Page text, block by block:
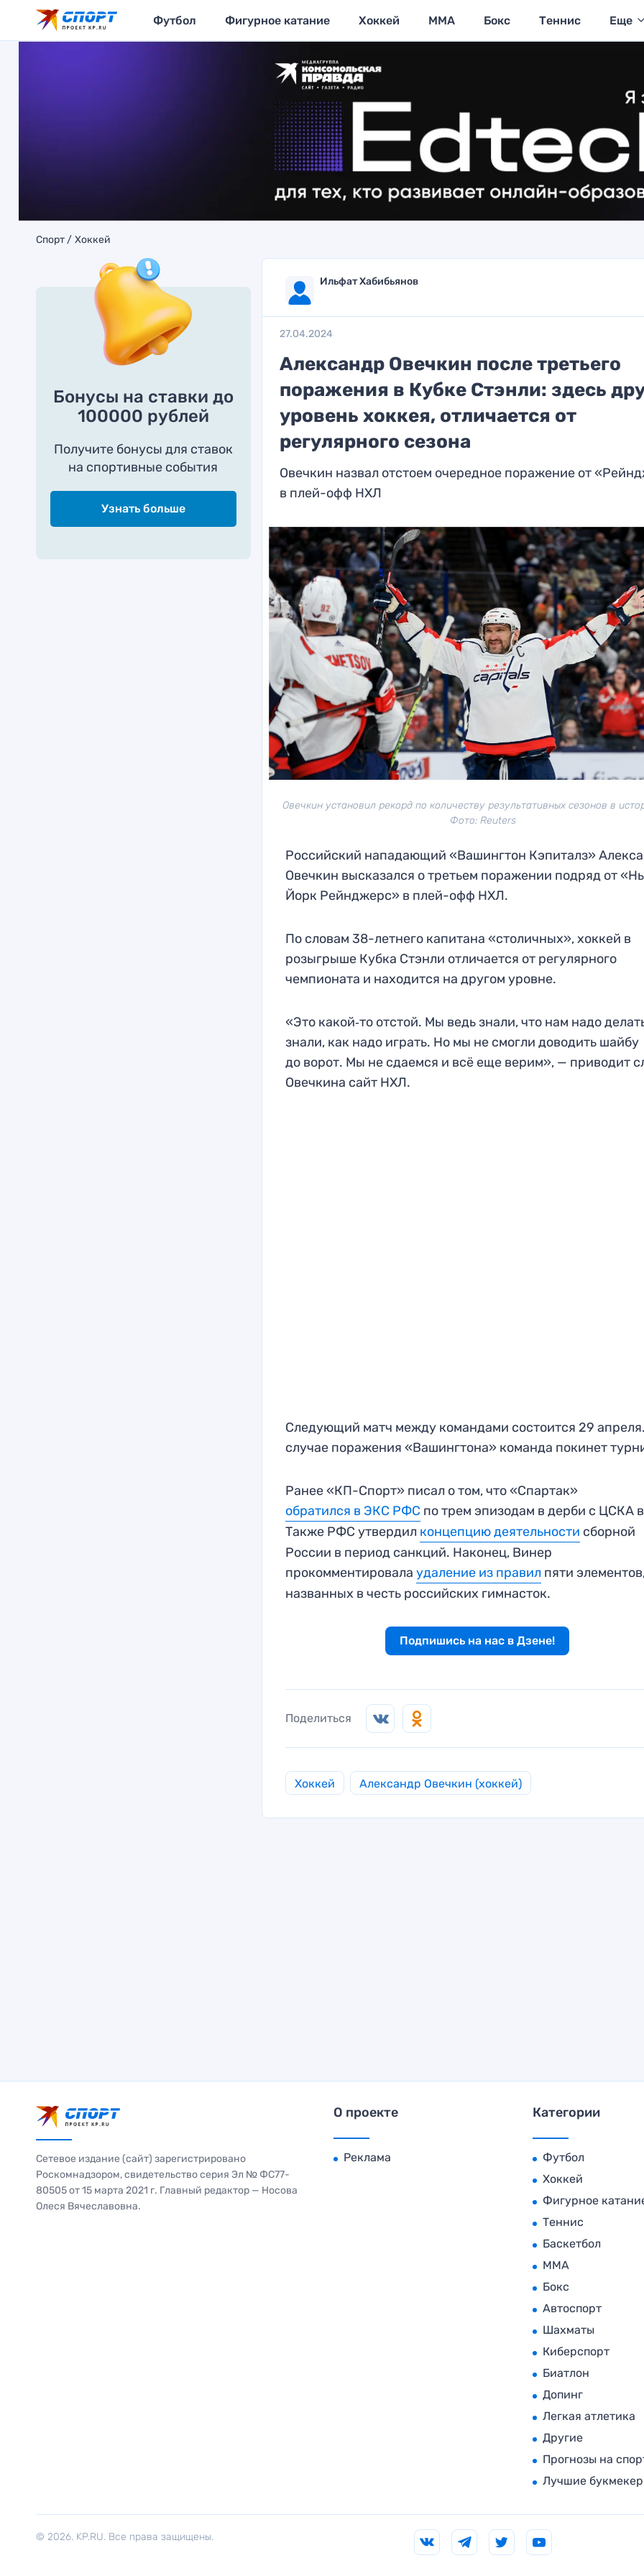
Футбол Фигурное катание Хоккей MMA Бокс Теннис Еще
Спорт Хоккей
Бонусы на ставки до
100000 рублей
Получите бонусы для ставок
на спортивные события
Узнать больше
Ильфат Хабибьянов
27.04.2024
Александр Овечкин после третьего
поражения в Кубке Стэнли: здесь
уровень хоккея, отличается от
регулярного сезона
Овечкин назвал отстоем очередное поражение от
в плей-офф НХЛ
Овечкин установил рекорд по количеству результативных сезонов в
Фото: Reuters
Российский нападающий «Вашингтон Кэпиталз»
Овечкин высказался о третьем поражении подряд от
Йорк Рейнджерс» в плей-офф НХЛ.
По словам 38-летнего капитана «столичных», хоккей в
розыгрыше Кубка Стэнли отличается от регулярного
чемпионата и находится на другом уровне.
«Это какой‑то отстой. Мы ведь знали, что нам надо
знали, как надо играть. Но мы не смогли доводить шайбу
до ворот. Мы не сдаемся и всё еще верим», — приводит
Овечкина сайт НХЛ.
Следующий матч между командами состоится 29
случае поражения «Вашингтона» команда покинет
Ранее «КП-Спорт» писал о том, что «Спартак»
обратился в ЭКС РФС по трем эпизодам в дерби с ЦСКА
Также РФС утвердил концепцию деятельности сборной
России в период санкций. Наконец, Винер
прокомментировалаудаление из правил пяти
названных в честь российских гимнасток.
Подпишись на нас в Дзене!
Поделиться
Хоккей Александр Овечкин (хоккей)
Сетевое издание (сайт) зарегистрировано
Роскомнадзором, свидетельство серия Эл № ФС77-
80505 от 15 марта 2021 г. Главный редактор — Носова
Олеся Вячеславовна.
О проекте
Реклама
Категории
Футбол
Хоккей
Фигурное
Теннис
Баскетбол
MMA
Бокс
Автоспорт
Шахматы
Киберспорт
Биатлон
Допинг
Легкая атлетика
Другие
Прогнозы на
Лучшие
© 2026. KP.RU. Все права защищены.